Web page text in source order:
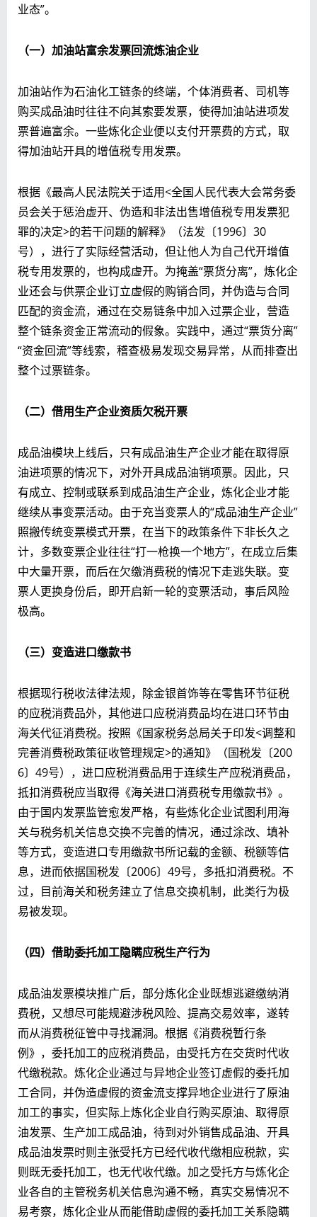
业态”。
（一）加油站富余发票回流炼油企业
加油站作为石油化工链条的终端，个体消费者、司机等
购买成品油时往往不向其索要发票，使得加油站进项发
票普遍富余。一些炼化企业便以支付开票费的方式，取
得加油站开具的增值税专用发票。
根据《最高人民法院关于适用<全国人民代表大会常务委
员会关于惩治虚开、伪造和非法出售增值税专用发票犯
罪的决定>的若干问题的解释》（法发〔1996〕30
号），进行了实际经营活动，但让他人为自己代开增值
税专用发票的，也构成虚开。为掩盖“票货分离”，炼化企
业还会与供票企业订立虚假的购销合同，并伪造与合同
匹配的资金流，通过在交易链条中加入过票企业，营造
整个链条资金正常流动的假象。实践中，通过“票货分离”
“资金回流”等线索，稽查极易发现交易异常，从而排查出
整个过票链条。
（二）借用生产企业资质欠税开票
成品油模块上线后，只有成品油生产企业才能在取得原
油进项票的情况下，对外开具成品油销项票。因此，只
有成立、控制或联系到成品油生产企业，炼化企业才能
继续从事变票活动。由于充当变票人的“成品油生产企业”
照搬传统变票模式开票，在当下的政策条件下非长久之
计，多数变票企业往往“打一枪换一个地方”，在成立后集
中大量开票，而后在欠缴消费税的情况下走逃失联。变
票人更换身份后，即开启新一轮的变票活动，事后风险
极高。
（三）变造进口缴款书
根据现行税收法律法规，除金银首饰等在零售环节征税
的应税消费品外，其他进口应税消费品均在进口环节由
海关代征消费税。按照《国家税务总局关于印发<调整和
完善消费税政策征收管理规定>的通知》（国税发〔200
6〕49号），进口应税消费品用于连续生产应税消费品，
抵扣消费税应当取得《海关进口消费税专用缴款书》。
由于国内发票监管愈发严格，有些炼化企业试图利用海
关与税务机关信息交换不完善的情况，通过涂改、填补
等方式，变造进口专用缴款书所记载的金额、税额等信
息，进而依据国税发〔2006〕49号，多抵扣消费税。不
过，目前海关和税务建立了信息交换机制，此类行为极
易被发现。
（四）借助委托加工隐瞒应税生产行为
成品油发票模块推广后，部分炼化企业既想逃避缴纳消
费税，又想尽可能规避涉税风险、提高交易效率，遂转
而从消费税征管中寻找漏洞。根据《消费税暂行条
例》，委托加工的应税消费品，由受托方在交货时代收
代缴税款。炼化企业通过与异地企业签订虚假的委托加
工合同，并伪造虚假的资金流支撑异地企业进行了原油
加工的事实，但实际上炼化企业自行购买原油、取得原
油发票、生产加工成品油，待到对外销售成品油、开具
成品油发票时则主张受托方已经代收代缴相应税款，实
则既无委托加工，也无代收代缴。加之受托方与炼化企
业各自的主管税务机关信息沟通不畅，真实交易情况不
易考察，炼化企业从而能借助虚假的委托加工关系隐瞒